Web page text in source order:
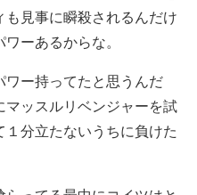
見事に瞬殺されるんだけ
ーあるからな。
ワー持ってたと思うんだ
マッスルリベンジャーを試
分立たないうちに負けた